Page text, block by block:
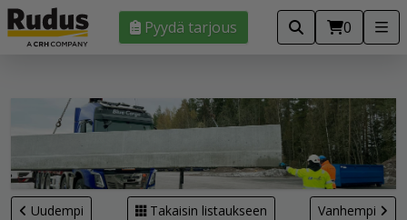
Pyydä tarjous 0
Uudempi Takaisin listaukseen Vanhempi